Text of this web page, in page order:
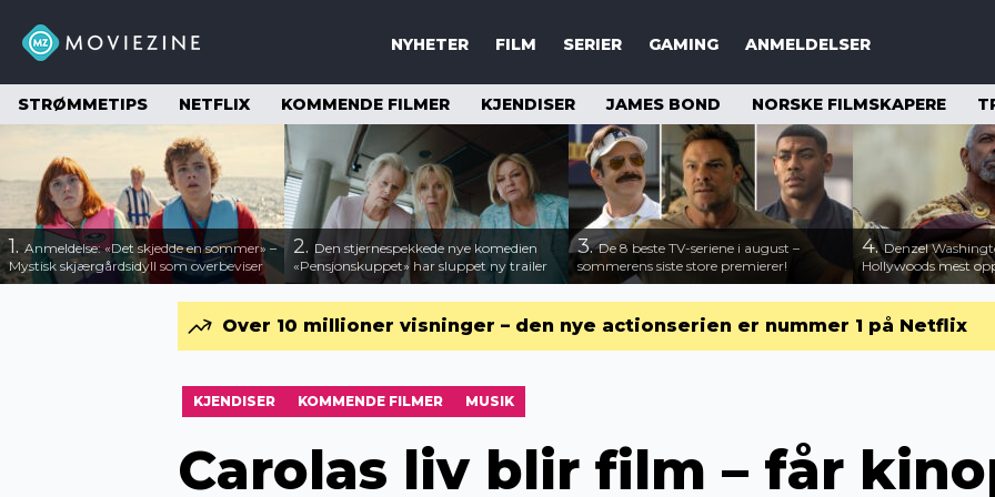
NYHETER FILM SERIER GAMING ANMELDELSER
STRØMMETIPS NETFLIX KOMMENDE FILMER KJENDISER JAMES BOND NORSKE FILMSKAPERE
1.Anmeldelse: «Det skjedde en sommer» –
Mystisk skjærgårdsidyll som overbeviser
2. Den stjernespekkede nye komedien
«Pensjonskuppet» har sluppet ny trailer
3.De 8 beste TV-seriene i august –
sommerens siste store premierer!
4.Denzel
Hollywoods mest
Over 10 millioner visninger – den nye actionserien er nummer 1 på Netflix
KJENDISER KOMMENDE FILMER MUSIK
Carolas liv blir film – får